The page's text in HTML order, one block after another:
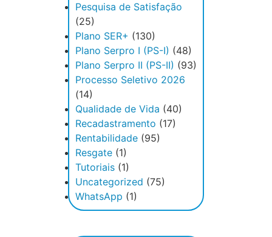
Pesquisa de Satisfação
(25)
Plano SER+ (130)
Plano Serpro I (PS-I) (48)
Plano Serpro II (PS-II) (93)
Processo Seletivo 2026
(14)
Qualidade de Vida (40)
Recadastramento (17)
Rentabilidade (95)
Resgate (1)
Tutoriais (1)
Uncategorized (75)
WhatsApp (1)